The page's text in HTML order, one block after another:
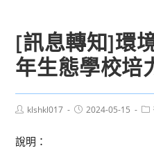
[訊息轉知]環
年生態學校培
Postklshkl017
Post2024-05-15
說明：